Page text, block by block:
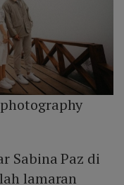
Sabina Paz di
lamaran